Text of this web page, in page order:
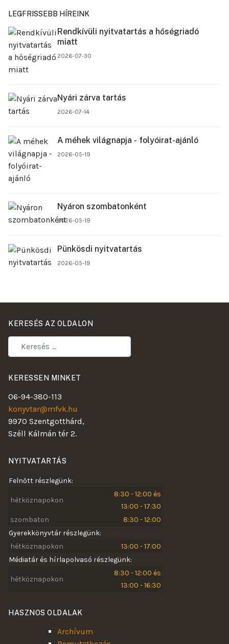
LEGFRISSEBB HÍREINK
Rendkívüli nyitvatartás a hőségriadó
miatt
2026-07-30
Nyári zárva tartás
2026-07-14
A méhek világnapja - folyóirat-ajánló
2026-05-19
Nyáron szombatonként
2026-05-19
Pünkösdi nyitvatartás
2026-05-19
KERESÉS AZ OLDALON
KERESSEN MINKET
06-94-380-113
konyvtar@mfvk.hu
9970 Szentgotthárd,
Széll Kálmán tér 2.
NYITVATARTÁS
Felnőtt részlegünk:
hétköznapokon
8:30 - 12:00 és
13:00 - 17:30
szombaton
8:30 - 12:00
Gyerekkönyvtár részlegünk:
hétköznapokon
13:00 - 17:00
Médiatár és hírlapolvasó részlegünk:
hétköznapokon
8:30 - 12:00 és
13:00 - 16:30
HASZNOS OLDALAK
Archívum